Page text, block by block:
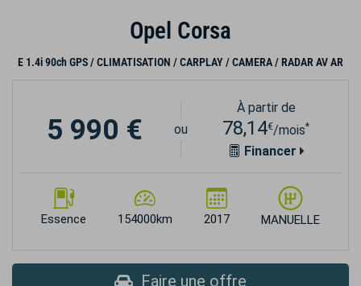
Opel Corsa
E 1.4i 90ch GPS / CLIMATISATION / CARPLAY / CAMERA / RADAR AV AR
Essence 154000km 2017 MANUELLE
5 990 € ou
À partir de
78,14€/mois*
Financer
Faire une offre